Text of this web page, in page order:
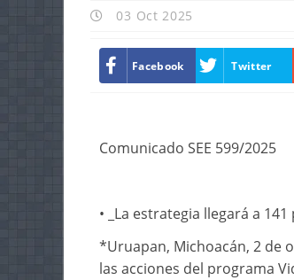
03 Oct 2025
Facebook Twitter
Comunicado SEE 599/2025
• _La estrategia llegará a
*Uruapan, Michoacán, 2 de
las acciones del programa